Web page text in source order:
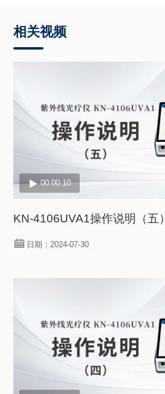
相关视频
00:00:10
KN-4106UVA1操作说明（五）
日期：2024-07-30